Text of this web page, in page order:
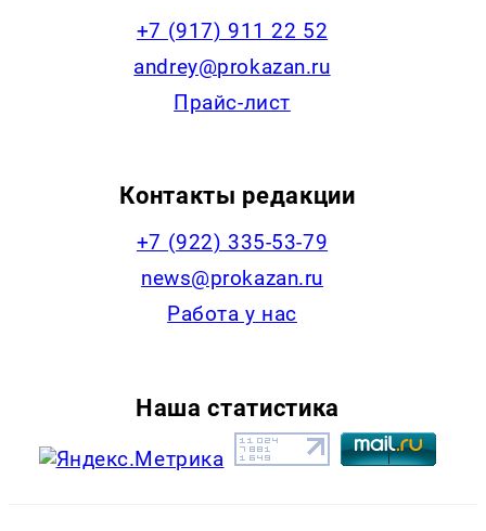
+7 (917) 911 22 52
andrey@prokazan.ru
Прайс-лист
Контакты редакции
+7 (922) 335-53-79
news@prokazan.ru
Работа у нас
Наша статистика